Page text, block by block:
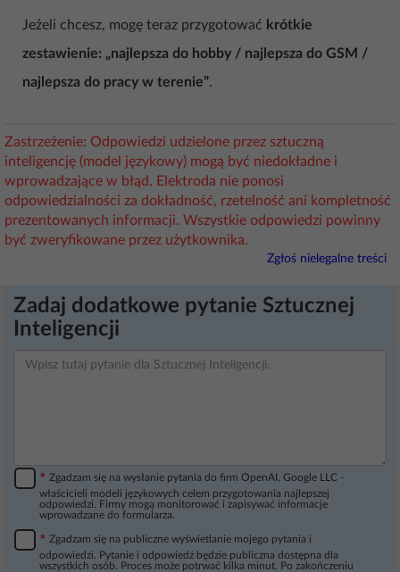
Jeżeli chcesz, mogę teraz przygotować krótkie
zestawienie: „najlepsza do hobby / najlepsza do GSM /
najlepsza do pracy w terenie”.
Zastrzeżenie: Odpowiedzi udzielone przez sztuczną
inteligencję (model językowy) mogą być niedokładne i
wprowadzające w błąd. Elektroda nie ponosi
odpowiedzialności za dokładność, rzetelność ani kompletność
prezentowanych informacji. Wszystkie odpowiedzi powinny
być zweryfikowane przez użytkownika.
Zgłoś nielegalne treści
Zadaj dodatkowe pytanie Sztucznej
Inteligencji
* Zgadzam się na wysłanie pytania do firm OpenAI, Google LLC -
właścicieli modeli językowych celem przygotowania najlepszej
odpowiedzi. Firmy mogą monitorować i zapisywać informacje
wprowadzane do formularza.
* Zgadzam się na publiczne wyświetlanie mojego pytania i
odpowiedzi. Pytanie i odpowiedź będzie publiczna dostępna dla
wszystkich osób. Proces może potrwać kilka minut. Po zakończeniu